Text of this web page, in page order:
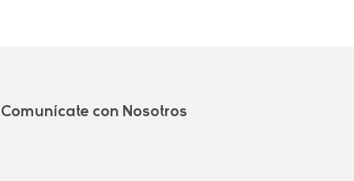
Comunícate con Nosotros